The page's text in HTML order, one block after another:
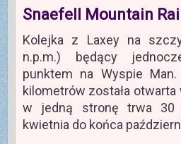
Snaefell Mountain
Kolejka z Laxey na
n.p.m.) będący
punktem na Wyspie
kilometrów została otwarta
w jedną stronę trwa 30
kwietnia do końca